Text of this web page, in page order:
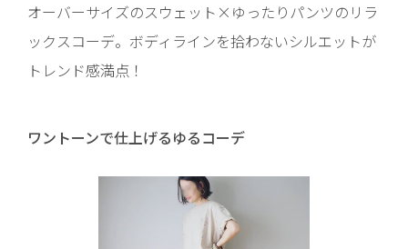
オーバーサイズのスウェット×ゆったりパンツのリラ
ックスコーデ。ボディラインを拾わないシルエットが
トレンド感満点！
ワントーンで仕上げるゆるコーデ